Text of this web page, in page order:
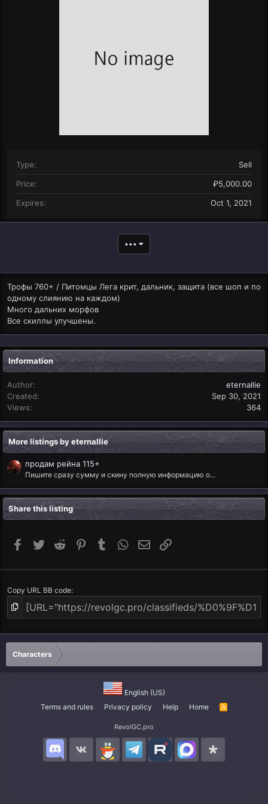
Type
Sell
Price
₽5,000.00
Expires
Oct 1, 2021
•••
Трофы 760+ / Питомцы Лега крит, дальник, защита (все шоп и по
одному слиянию на каждом)
Много дальних морфов
Все скиллы улучшены.
Information
Author
eternallie
Created
Sep 30, 2021
Views
364
More listings by eternallie
продам рейна 115+
Пишите сразу сумму и скину полную информацию о...
Share this listing
Facebook
TwitterReddit PinterestTumblr WhatsApp
Email Link
Copy URL BB code
Characters
English (US)
Terms and rules
Privacy policy Help Home
R
RevolGC.pro